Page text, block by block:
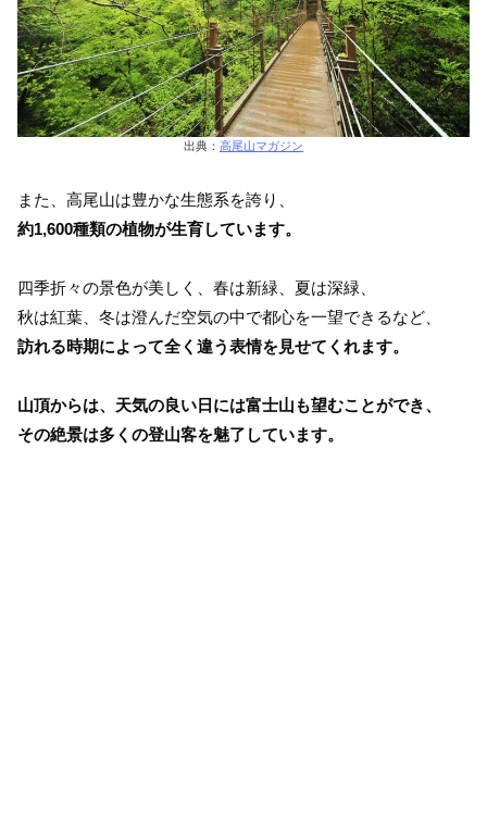
出典： 高尾山マガジン
また、高尾山は豊かな生態系を誇り、
約1,600種類の植物が生育しています。
四季折々の景色が美しく、春は新緑、夏は深緑、
秋は紅葉、冬は澄んだ空気の中で都心を一望できるなど、
訪れる時期によって全く違う表情を見せてくれます。
山頂からは、天気の良い日には富士山も望むことができ、
その絶景は多くの登山客を魅了しています。